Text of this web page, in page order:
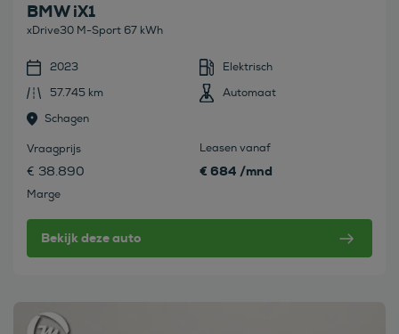
BMW iX1
xDrive30 M-Sport 67 kWh
2023
Elektrisch
57.745 km
Automaat
Schagen
Vraagprijs
€ 38.890
Marge
Leasen vanaf
€ 684 /mnd
Bekijk deze auto
Bekijk deze auto